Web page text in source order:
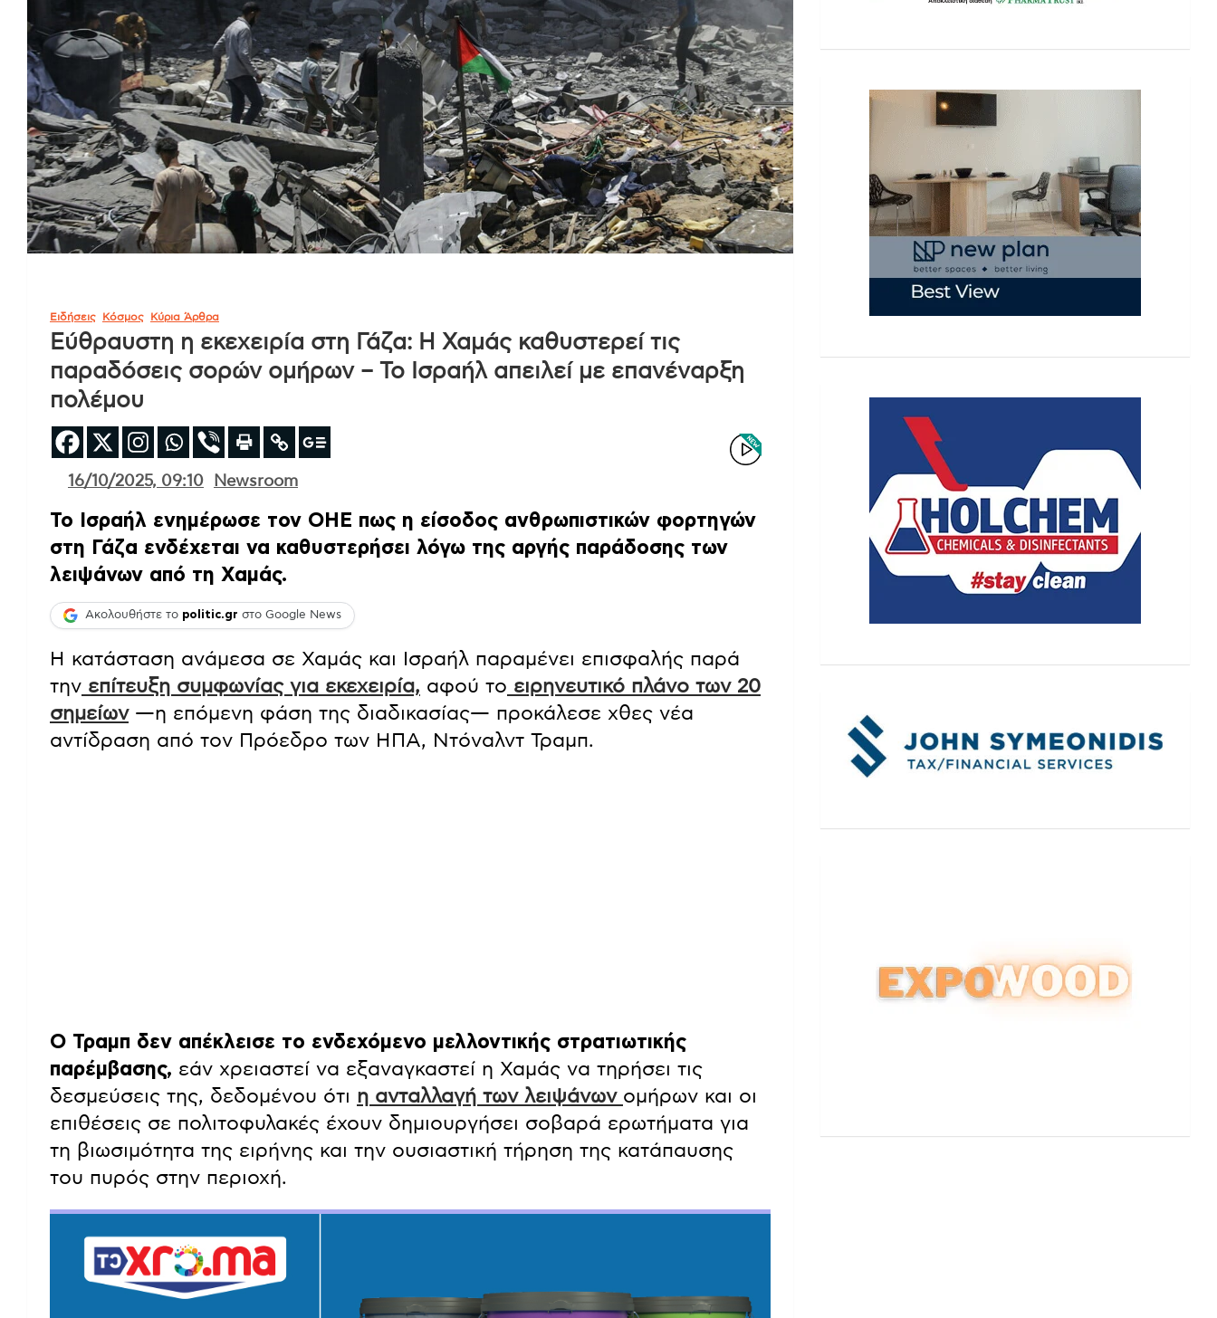
Ειδήσεις Κόσμος Κύρια Άρθρα
Εύθραυστη η εκεχειρία στη Γάζα: H Χαμάς καθυστερεί τις
παραδόσεις σορών ομήρων – Το Ισραήλ απειλεί με επανέναρξη
πολέμου
16/10/2025, 09:10 Newsroom
Το Ισραήλ ενημέρωσε τον ΟΗΕ πως η είσοδος ανθρωπιστικών φορτηγών
στη Γάζα ενδέχεται να καθυστερήσει λόγω της αργής παράδοσης των
λειψάνων από τη Χαμάς.
Ακολουθήστε το politic.gr στο Google News
Η κατάσταση ανάμεσα σε Χαμάς και Ισραήλ παραμένει επισφαλής παρά
την επίτευξη συμφωνίας για εκεχειρία, αφού το ειρηνευτικό πλάνο των 20
σημείων—η επόμενη φάση της διαδικασίας— προκάλεσε χθες νέα
αντίδραση από τον Πρόεδρο των ΗΠΑ, Ντόναλντ Τραμπ.
Ο Τραμπ δεν απέκλεισε το ενδεχόμενο μελλοντικής στρατιωτικής
παρέμβασης, εάν χρειαστεί να εξαναγκαστεί η Χαμάς να τηρήσει τις
δεσμεύσεις της, δεδομένου ότι η ανταλλαγή των λειψάνων ομήρων και οι
επιθέσεις σε πολιτοφυλακές έχουν δημιουργήσει σοβαρά ερωτήματα για
τη βιωσιμότητα της ειρήνης και την ουσιαστική τήρηση της κατάπαυσης
του πυρός στην περιοχή.